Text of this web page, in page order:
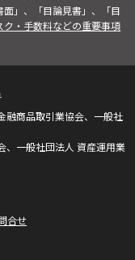
」、「目論見書」、「目
ク・手数料などの重要事項
融商品取引業協会、一般社
、一般社団法人 資産運用業
合せ